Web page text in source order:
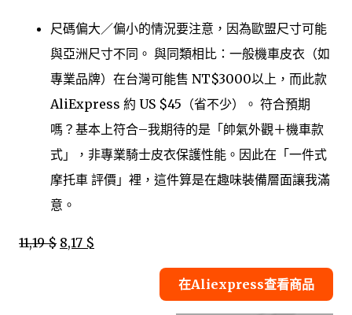
尺碼偏大／偏小的情況要注意，因為歐盟尺寸可能
與亞洲尺寸不同。 與同類相比：一般機車皮衣（如
專業品牌）在台灣可能售 NT$3000以上，而此款
AliExpress 約 US $45（省不少）。 符合預期
嗎？基本上符合–我期待的是「帥氣外觀＋機車款
式」，非專業騎士皮衣保護性能。因此在「一件式
摩托車 評價」裡，這件算是在趣味裝備層面讓我滿
意。
11,19 $ 8,17 $
在Aliexpress查看商品